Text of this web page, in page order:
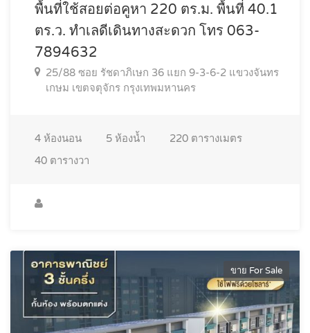
พื้นที่ใช้สอยต่อคูหา 220 ตร.ม. พื้นที่ 40.1
ตร.ว. ทำเลดีเดินทางสะดวก โทร 063-
7894632
25/88 ซอย รัชดาภิเษก 36 แยก 9-3-6-2 แขวงจันทร
เกษม เขตจตุจักร กรุงเทพมหานคร
4 ห้องนอน 5 ห้องน้ำ 220 ตารางเมตร
40 ตารางวา
ขาย For Sale